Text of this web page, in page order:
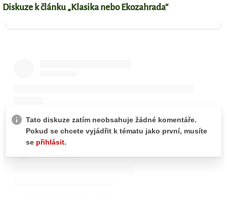
Diskuze k článku „Klasika nebo Ekozahrada“